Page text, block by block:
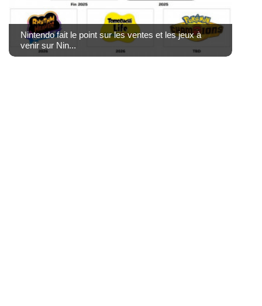
Nintendo fait le point sur les ventes et les jeux à
venir sur Nin...